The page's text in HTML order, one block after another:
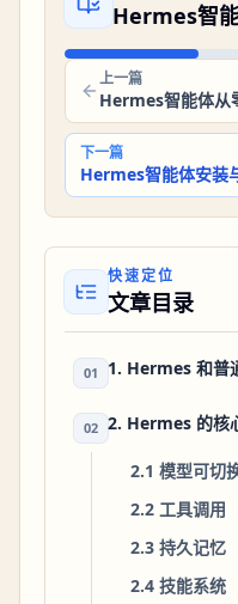
Hermes智
上一篇
Hermes智能体从
下一篇
Hermes智能体安装
快速定位
文章目录
01 1. Hermes 和普
02 2. Hermes 的核
2.1 模型可切
2.2 工具调用
2.3 持久记忆
2.4 技能系统